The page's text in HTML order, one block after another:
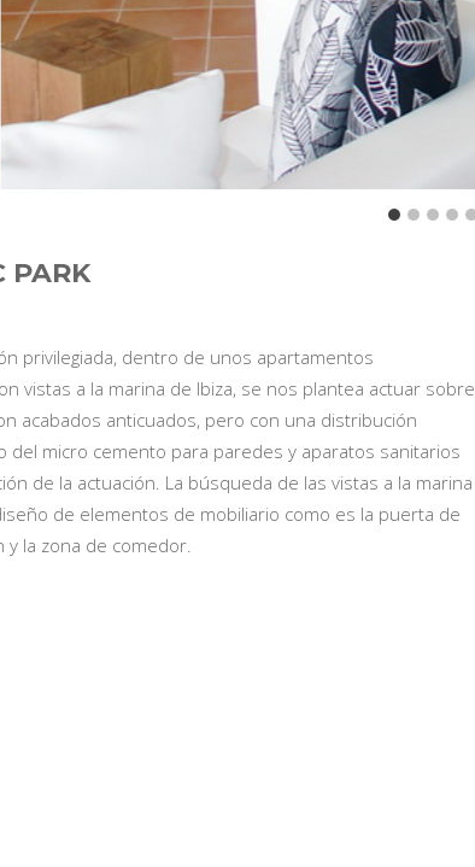
PARK
privilegiada, dentro de unos apartamentos
vistas a la marina de Ibiza, se nos plantea actuar sobre
acabados anticuados, pero con una distribución
del micro cemento para paredes y aparatos sanitarios
de la actuación. La búsqueda de las vistas a la marina
de elementos de mobiliario como es la puerta de
y la zona de comedor.